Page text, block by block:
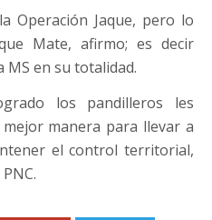
Operación Jaque, pero lo
Mate, afirmo; es decir
MS en su totalidad.
los pandilleros les
manera para llevar a
el control territorial,